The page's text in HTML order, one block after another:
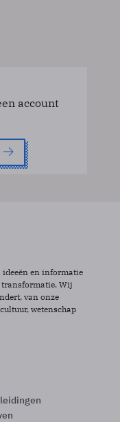
account
ideeën en informatie
transformatie. Wij
van onze
wetenschap